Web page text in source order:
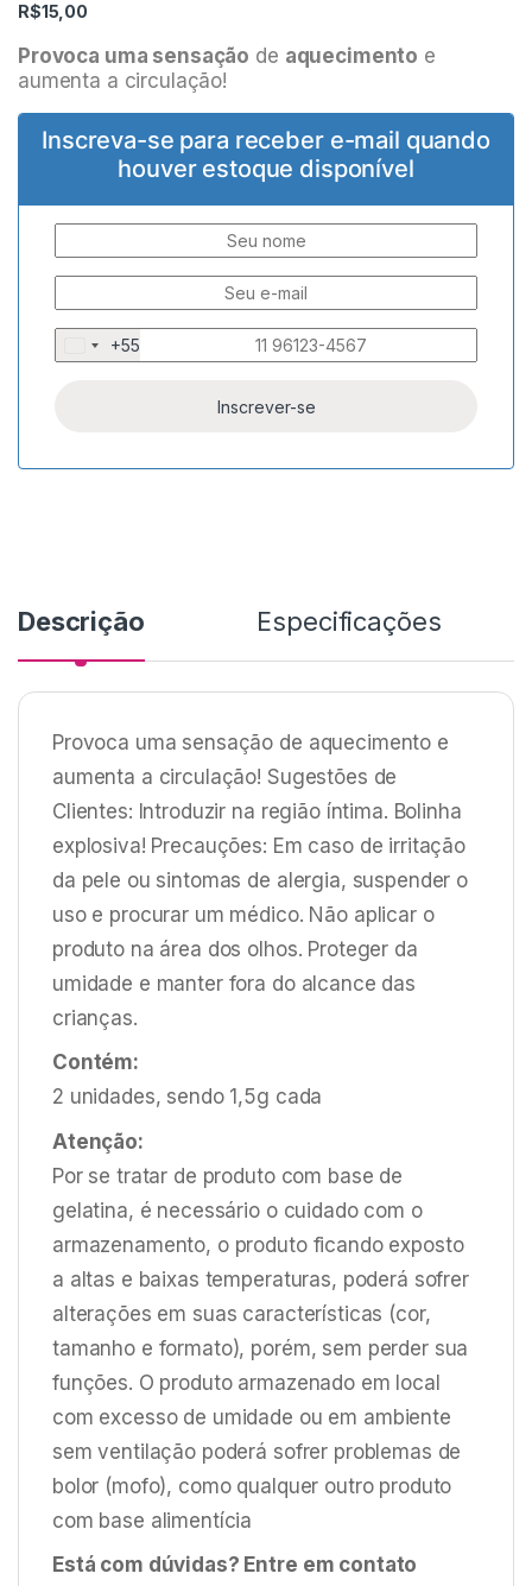
R$15,00
Provoca uma sensação de aquecimento e
aumenta a circulação!
Inscreva-se para receber e-mail quando
houver estoque disponível
+55
Descrição Especificações
Provoca uma sensação de aquecimento e
aumenta a circulação! Sugestões de
Clientes: Introduzir na região íntima. Bolinha
explosiva! Precauções: Em caso de irritação
da pele ou sintomas de alergia, suspender o
uso e procurar um médico. Não aplicar o
produto na área dos olhos. Proteger da
umidade e manter fora do alcance das
crianças.
Contém:
2 unidades, sendo 1,5g cada
Atenção:
Por se tratar de produto com base de
gelatina, é necessário o cuidado com o
armazenamento, o produto ficando exposto
a altas e baixas temperaturas, poderá sofrer
alterações em suas características (cor,
tamanho e formato), porém, sem perder sua
funções. O produto armazenado em local
com excesso de umidade ou em ambiente
sem ventilação poderá sofrer problemas de
bolor (mofo), como qualquer outro produto
com base alimentícia
Está com dúvidas? Entre em contato